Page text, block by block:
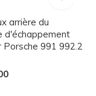
arrière du
d'échappement
Porsche 991 992.2